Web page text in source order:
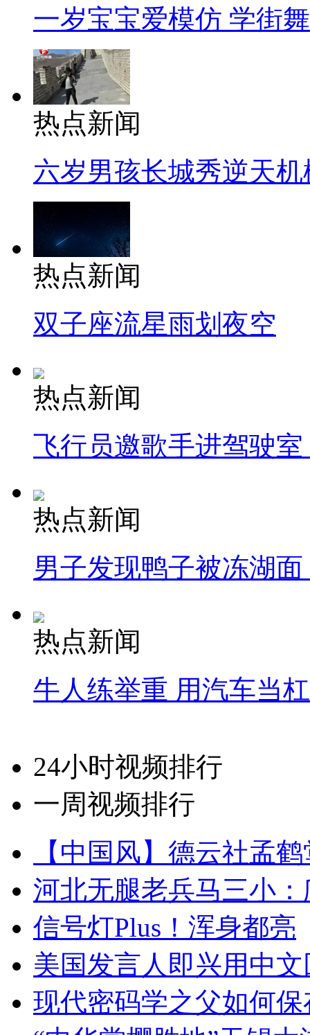
一岁宝宝爱模仿 学街
热点新闻
六岁男孩长城秀逆天机
热点新闻
双子座流星雨划夜空
热点新闻
飞行员邀歌手进驾驶
热点新闻
男子发现鸭子被冻湖
热点新闻
牛人练举重 用汽车当
24小时视频排行
一周视频排行
【中国风】德云社孟
河北无腿老兵马三小
信号灯Plus！浑身都亮
美国发言人即兴用中
现代密码学之父如何